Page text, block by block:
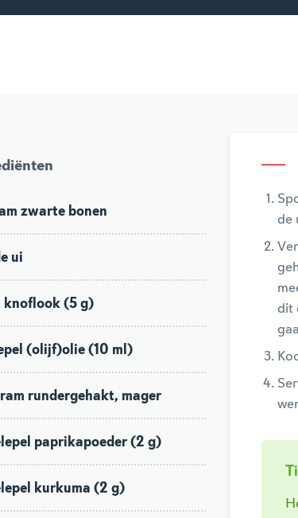
zwarte bonen
ui
knoflook (5 g)
(olijf)olie (10 ml)
rundergehakt, mager
paprikapoeder (2 g)
kurkuma (2 g)
de
dit